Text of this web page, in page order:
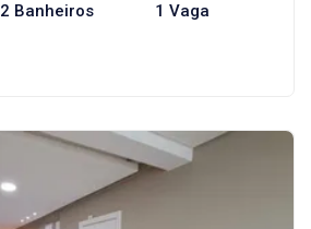
2 Banheiros 1 Vaga